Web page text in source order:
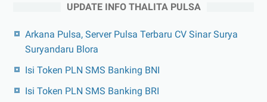
UPDATE INFO THALITA PULSA
Arkana Pulsa, Server Pulsa Terbaru CV Sinar Surya
Suryandaru Blora
Isi Token PLN SMS Banking BNI
Isi Token PLN SMS Banking BRI